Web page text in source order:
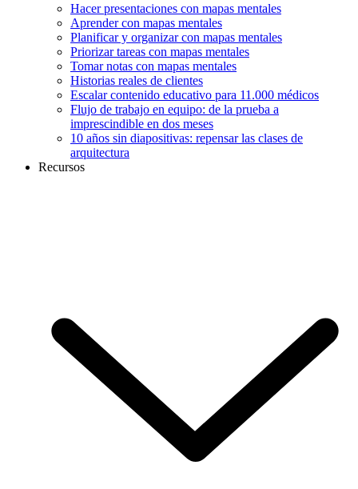
Hacer presentaciones con mapas mentales
Aprender con mapas mentales
Planificar y organizar con mapas mentales
Priorizar tareas con mapas mentales
Tomar notas con mapas mentales
Historias reales de clientes
Escalar contenido educativo para 11.000 médicos
Flujo de trabajo en equipo: de la prueba a
imprescindible en dos meses
10 años sin diapositivas: repensar las clases de
arquitectura
Recursos